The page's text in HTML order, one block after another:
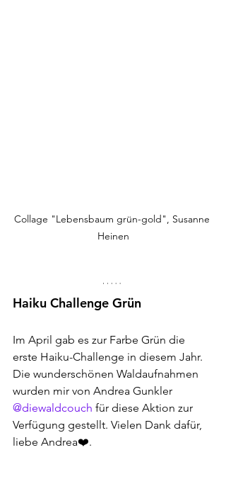
Collage "Lebensbaum grün-gold", Susanne
Heinen
Haiku Challenge Grün
Im April gab es zur Farbe Grün die
erste Haiku-Challenge in diesem Jahr.
Die wunderschönen Waldaufnahmen
wurden mir von Andrea Gunkler
@diewaldcouch für diese Aktion zur
Verfügung gestellt. Vielen Dank dafür,
liebe Andrea❤️.